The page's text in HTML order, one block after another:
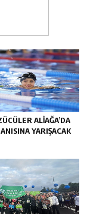
ALIAĞA’DA
YARIŞACAK